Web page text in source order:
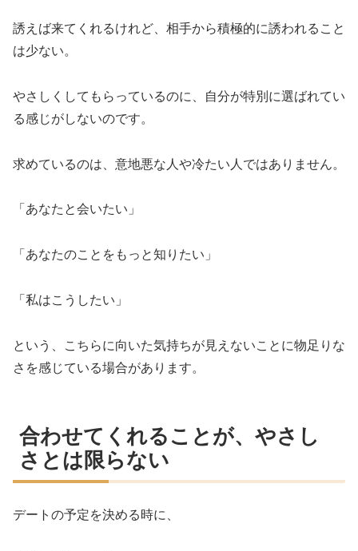
誘えば来てくれるけれど、相手から積極的に誘われること
は少ない。
やさしくしてもらっているのに、自分が特別に選ばれてい
る感じがしないのです。
求めているのは、意地悪な人や冷たい人ではありません。
「あなたと会いたい」
「あなたのことをもっと知りたい」
「私はこうしたい」
という、こちらに向いた気持ちが見えないことに物足りな
さを感じている場合があります。
合わせてくれることが、やさし
さとは限らない
デートの予定を決める時に、